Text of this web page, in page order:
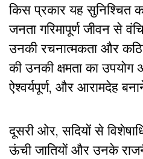
किस प्रकार यह
जनता गरिमापूर्ण जीवन से
उनकी रचनात्मकता और
की उनकी क्षमता का
ऐश्वर्यपूर्ण, और आरामदेह
दूसरी ओर, सदियों से
ऊंची जातियों और उनके